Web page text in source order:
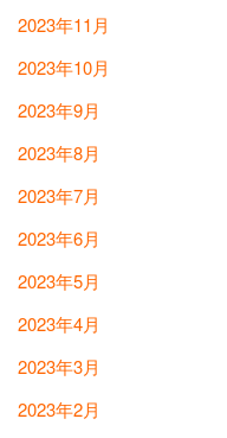
2023年11月
2023年10月
2023年9月
2023年8月
2023年7月
2023年6月
2023年5月
2023年4月
2023年3月
2023年2月